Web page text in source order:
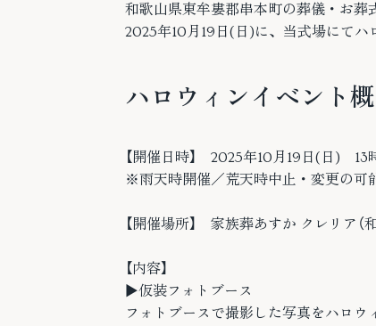
和歌山県東牟婁郡串本町の葬儀・お葬
2025年10月19日(日)に、当式場にてハ
ハロウィンイベント
【開催日時】 2025年10月19日(日) 13
※雨天時開催／荒天時中止・変更の可
【開催場所】 家族葬あすか クレリア
【内容】
▶︎仮装フォトブース
フォトブースで撮影した写真をハロウ